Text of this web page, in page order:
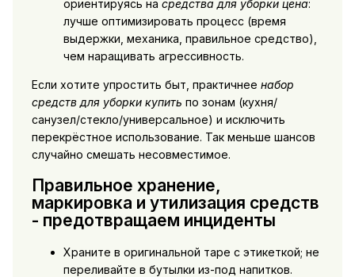
ориентируясь на средства для уборки цена:
лучше оптимизировать процесс (время
выдержки, механика, правильное средство),
чем наращивать агрессивность.
Если хотите упростить быт, практичнее набор
средств для уборки купить по зонам (кухня/
санузел/стекло/универсальное) и исключить
перекрёстное использование. Так меньше шансов
случайно смешать несовместимое.
Правильное хранение,
маркировка и утилизация средств
- предотвращаем инциденты
Храните в оригинальной таре с этикеткой; не
переливайте в бутылки из-под напитков.